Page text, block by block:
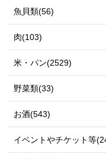
魚貝類(56)
肉(103)
米・パン(2529)
野菜類(33)
お酒(543)
イベントやチケット等